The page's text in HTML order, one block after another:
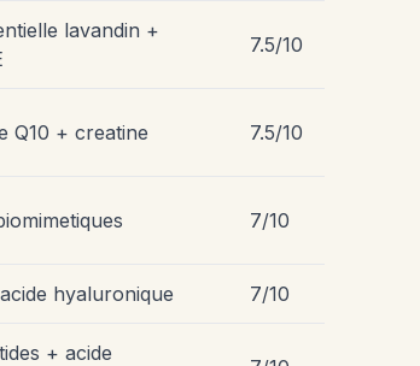
lavandin +
7.5/10
Q10 + creatine 7.5/10
7/10
hyaluronique 7/10
+ acide